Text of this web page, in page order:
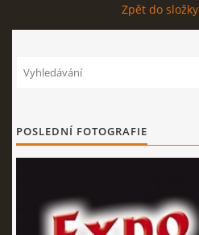
EXPO - SHOP | MERCH
FOTOALBUM
Zpět do složky
POSLEDNÍ FOTOGRAFIE